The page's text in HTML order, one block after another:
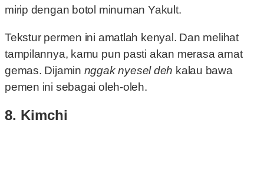
mirip dengan botol minuman Yakult.
Tekstur permen ini amatlah kenyal. Dan melihat
tampilannya, kamu pun pasti akan merasa amat
gemas. Dijamin nggak nyesel deh kalau bawa
pemen ini sebagai oleh-oleh.
8. Kimchi